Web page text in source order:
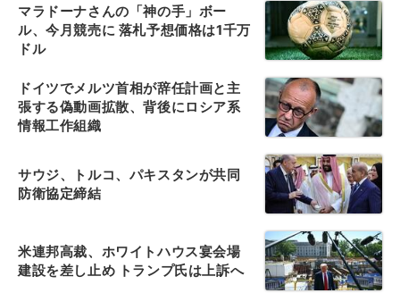
マラドーナさんの「神の手」ボー
ル、今月競売に 落札予想価格は1千万
ドル
ドイツでメルツ首相が辞任計画と主
張する偽動画拡散、背後にロシア系
情報工作組織
サウジ、トルコ、パキスタンが共同
防衛協定締結
米連邦高裁、ホワイトハウス宴会場
建設を差し止め トランプ氏は上訴へ